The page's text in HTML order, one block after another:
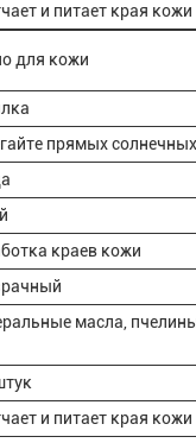
и питает края кожи
для кожи
прямых
краев кожи
масла,
и питает края кожи